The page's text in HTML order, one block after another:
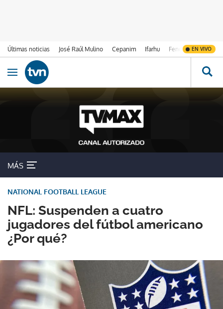
Últimas noticias José Raúl Mulino Cepanim Ifarhu Fenómeno de El
EN VIVO
Ir al contenido
Obrir navegació
MÁS
NFL: Suspenden a cuatro
jugadores del fútbol americano
¿Por qué?
NATIONAL FOOTBALL LEAGUE